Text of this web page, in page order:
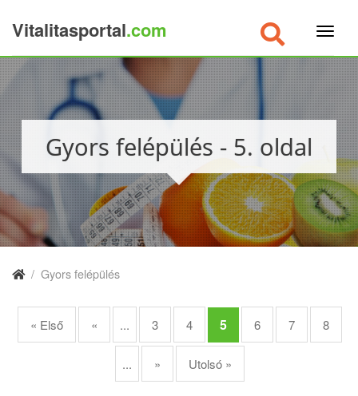
Vitalitasportal.com
Gyors felépülés - 5. oldal
/ Gyors felépülés
« Első « ... 3 4 5 6 7 8
... » Utolsó »
×